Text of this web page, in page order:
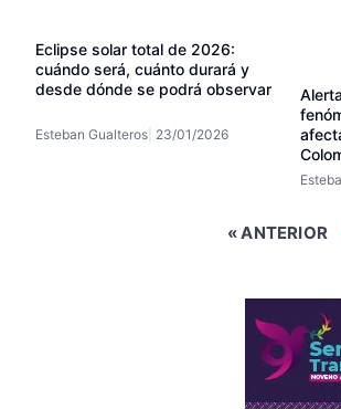
Eclipse solar total de 2026:
cuándo será, cuánto durará y
desde dónde se podrá observar
Esteban Gualteros 23/01/2026
« ANTERIOR